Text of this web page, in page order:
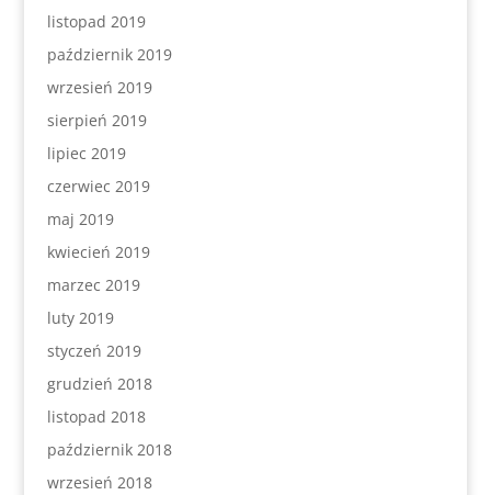
listopad 2019
październik 2019
wrzesień 2019
sierpień 2019
lipiec 2019
czerwiec 2019
maj 2019
kwiecień 2019
marzec 2019
luty 2019
styczeń 2019
grudzień 2018
listopad 2018
październik 2018
wrzesień 2018